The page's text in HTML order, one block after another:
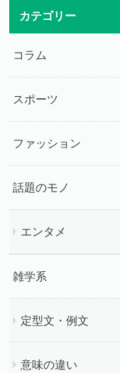
カテゴリー
コラム
スポーツ
ファッション
話題のモノ
エンタメ
雑学系
定型文・例文
意味の違い